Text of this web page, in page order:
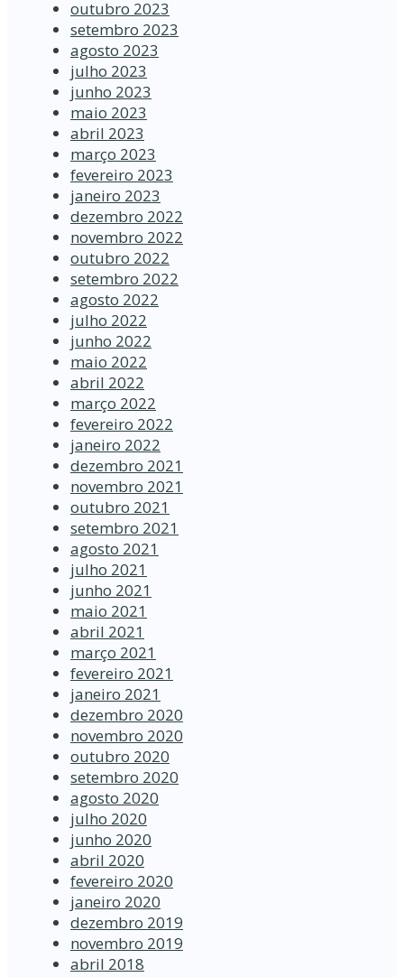
outubro 2023
setembro 2023
agosto 2023
julho 2023
junho 2023
maio 2023
abril 2023
março 2023
fevereiro 2023
janeiro 2023
dezembro 2022
novembro 2022
outubro 2022
setembro 2022
agosto 2022
julho 2022
junho 2022
maio 2022
abril 2022
março 2022
fevereiro 2022
janeiro 2022
dezembro 2021
novembro 2021
outubro 2021
setembro 2021
agosto 2021
julho 2021
junho 2021
maio 2021
abril 2021
março 2021
fevereiro 2021
janeiro 2021
dezembro 2020
novembro 2020
outubro 2020
setembro 2020
agosto 2020
julho 2020
junho 2020
abril 2020
fevereiro 2020
janeiro 2020
dezembro 2019
novembro 2019
abril 2018